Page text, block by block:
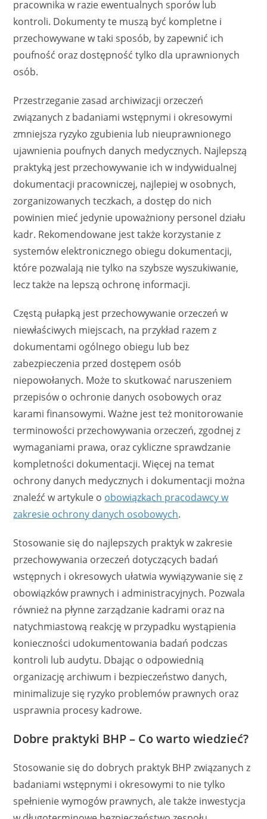
pracownika w razie ewentualnych sporów lub
kontroli. Dokumenty te muszą być kompletne i
przechowywane w taki sposób, by zapewnić ich
poufność oraz dostępność tylko dla uprawnionych
osób.
Przestrzeganie zasad archiwizacji orzeczeń
związanych z badaniami wstępnymi i okresowymi
zmniejsza ryzyko zgubienia lub nieuprawnionego
ujawnienia poufnych danych medycznych. Najlepszą
praktyką jest przechowywanie ich w indywidualnej
dokumentacji pracowniczej, najlepiej w osobnych,
zorganizowanych teczkach, a dostęp do nich
powinien mieć jedynie upoważniony personel działu
kadr. Rekomendowane jest także korzystanie z
systemów elektronicznego obiegu dokumentacji,
które pozwalają nie tylko na szybsze wyszukiwanie,
lecz także na lepszą ochronę informacji.
Częstą pułapką jest przechowywanie orzeczeń w
niewłaściwych miejscach, na przykład razem z
dokumentami ogólnego obiegu lub bez
zabezpieczenia przed dostępem osób
niepowołanych. Może to skutkować naruszeniem
przepisów o ochronie danych osobowych oraz
karami finansowymi. Ważne jest też monitorowanie
terminowości przechowywania orzeczeń, zgodnej z
wymaganiami prawa, oraz cykliczne sprawdzanie
kompletności dokumentacji. Więcej na temat
ochrony danych medycznych i dokumentacji można
znaleźć w artykule o obowiązkach pracodawcy w
zakresie ochrony danych osobowych.
Stosowanie się do najlepszych praktyk w zakresie
przechowywania orzeczeń dotyczących badań
wstępnych i okresowych ułatwia wywiązywanie się z
obowiązków prawnych i administracyjnych. Pozwala
również na płynne zarządzanie kadrami oraz na
natychmiastową reakcję w przypadku wystąpienia
konieczności udokumentowania badań podczas
kontroli lub audytu. Dbając o odpowiednią
organizację archiwum i bezpieczeństwo danych,
minimalizuje się ryzyko problemów prawnych oraz
usprawnia procesy kadrowe.
Dobre praktyki BHP – Co warto wiedzieć?
Stosowanie się do dobrych praktyk BHP związanych z
badaniami wstępnymi i okresowymi to nie tylko
spełnienie wymogów prawnych, ale także inwestycja